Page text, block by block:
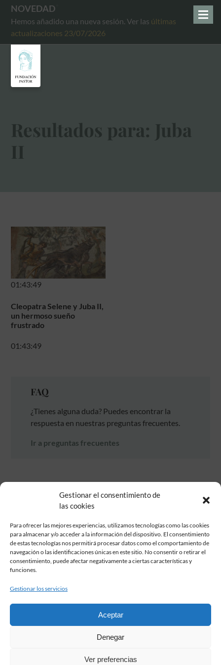
Gestionar el consentimiento de
las cookies
Para ofrecer las mejores experiencias, utilizamos tecnologías como las cookies
para almacenar y/o acceder a la información del dispositivo. El consentimiento
de estas tecnologías nos permitirá procesar datos como el comportamiento de
navegación o las identificaciones únicas en este sitio. No consentir o retirar el
consentimiento, puede afectar negativamente a ciertas características y
funciones.
Gestionar los servicios
Aceptar
Denegar
Ver preferencias
NOVEDAD
Hemos añadido una nueva sesión. Ver las últimas
actualizaciones 23/07/2026
Resultados para: Juba
II
01:43:49
Cleopatra Selene y Juba II,
un hermoso sueño
frustrado
01:43:49
FAQ
¿Tienes alguna duda? Puedes encontrar la
respuesta en nuestras preguntas frecuentes.
Ir a preguntas frecuentes
Fundación Pastor de Estudios Clásicos
Calle Serrano, 107. Madrid, 28006.
915617236
2026 Todos los derechos reservados © Fundación Pastor. Sitio web
Condiciones de contratación
Aviso legal